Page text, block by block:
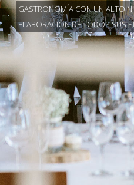
GASTRONOMÍA CON UN ALTO
ELABORACIÓN DE TODOS SUS